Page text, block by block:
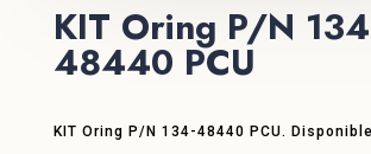
KIT Oring P/N
48440 PCU
KIT Oring P/N 134-48440 PCU.